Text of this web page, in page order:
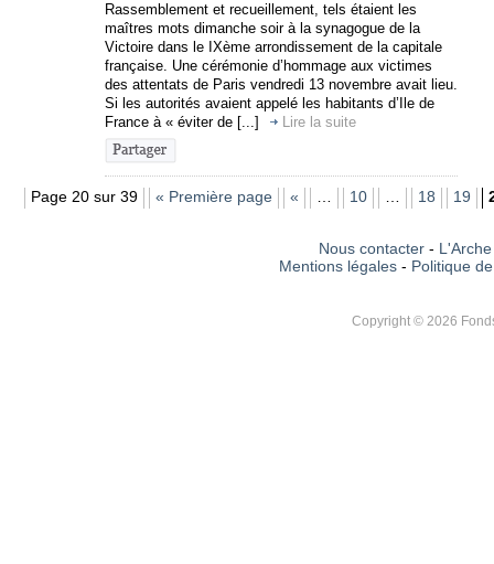
Rassemblement et recueillement, tels étaient les
maîtres mots dimanche soir à la synagogue de la
Victoire dans le IXème arrondissement de la capitale
française. Une cérémonie d’hommage aux victimes
des attentats de Paris vendredi 13 novembre avait lieu.
Si les autorités avaient appelé les habitants d’Ile de
France à « éviter de [...]
Lire la suite
Page 20 sur 39 « Première page « 10 18 19
Nous contacter-
Mentions légales - Politique
Copyright © 2026